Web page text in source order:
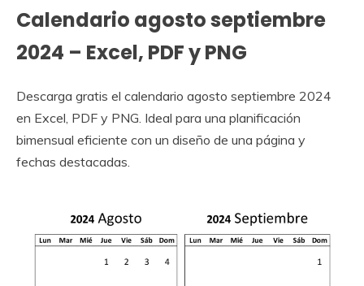
Calendario agosto septiembre
2024 – Excel, PDF y PNG
Descarga gratis el calendario agosto septiembre 2024
en Excel, PDF y PNG. Ideal para una planificación
bimensual eficiente con un diseño de una página y
fechas destacadas.